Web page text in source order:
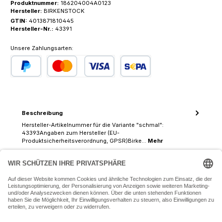
Produktnummer: 186204004A0123
Hersteller: BIRKENSTOCK
GTIN: 4013871810445
Hersteller-Nr.: 43391
Unsere Zahlungsarten:
Beschreibung
Hersteller-Artikelnummer für die Variante "schmal":
43393Angaben zum Hersteller (EU-
Produktsicherheitsverordnung, GPSR)Birke… Mehr
07243 54050 (Mo-Fr: 9.30 - 18:30 Uhr Sa: 9:30 - 16 Uhr)
SERVICE-HOTLINE